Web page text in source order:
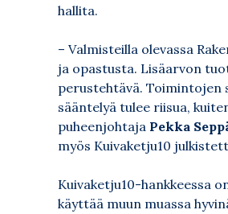
hallita.
– Valmisteilla olevassa
ja opastusta. Lisäarvon
perustehtävä. Toimintojen
sääntelyä tulee riisua,
puheenjohtaja Pekka
myös Kuivaketju10
Kuivaketju10-hankkeessa
käyttää muun muassa